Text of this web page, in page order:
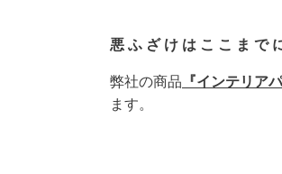
悪 ふ ざ け は こ こ ま で
弊社の商品 『インテリア
ます。